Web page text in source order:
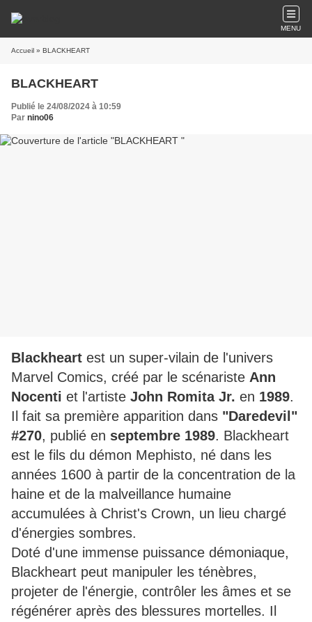
MENU
Accueil » BLACKHEART
BLACKHEART
Publié le 24/08/2024 à 10:59
Par nino06
Blackheart est un super-vilain de l'univers
Marvel Comics, créé par le scénariste Ann
Nocenti et l'artiste John Romita Jr. en 1989.
Il fait sa première apparition dans "Daredevil"
#270, publié en septembre 1989. Blackheart
est le fils du démon Mephisto, né dans les
années 1600 à partir de la concentration de la
haine et de la malveillance humaine
accumulées à Christ's Crown, un lieu chargé
d'énergies sombres.
Doté d'une immense puissance démoniaque,
Blackheart peut manipuler les ténèbres,
projeter de l'énergie, contrôler les âmes et se
régénérer après des blessures mortelles. Il